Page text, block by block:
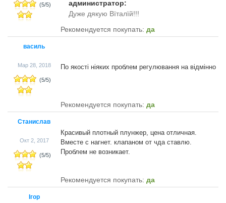
(5/5)
администратор:
Дуже дякую Вїталїй!!!
Рекомендуется покупать: да
василь
Мар 28, 2018
(5/5)
По якості ніяких проблем регулювання на відмінно
Рекомендуется покупать: да
Станислав
Окт 2, 2017
(5/5)
Красивый плотный плунжер, цена отличная.
Вместе с нагнет. клапаном от чда ставлю.
Проблем не возникает.
Рекомендуется покупать: да
Ігор